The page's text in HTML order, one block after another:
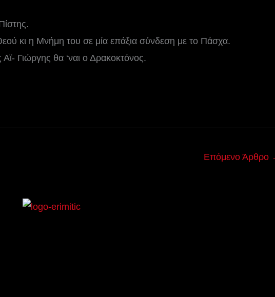
κι η Μνήμη του σε μία επάξια σύνδεση με το Πάσχα.
Γιώργης θα ‘ναι ο Δρακοκτόνος.
Επόμενο Άρθρο